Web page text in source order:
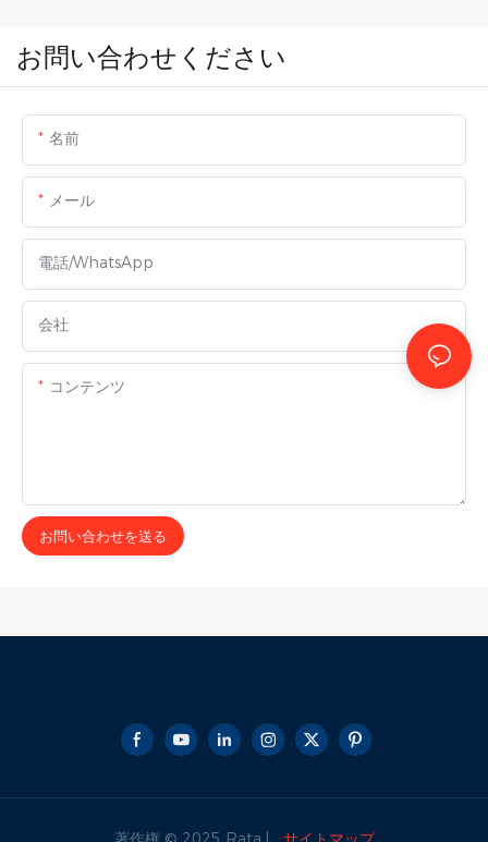
お問い合わせください
名前
メール
電話/WhatsApp
会社
コンテンツ
お問い合わせを送る